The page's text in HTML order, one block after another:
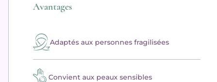
Avantages
Adaptés aux personnes fragilisées
Convient aux peaux sensibles